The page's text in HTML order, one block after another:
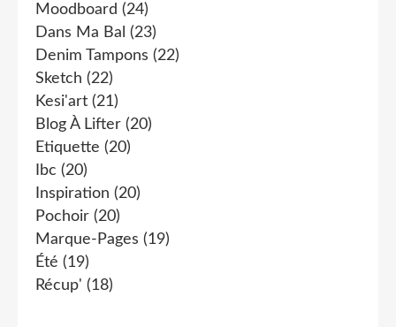
Moodboard (24)
Dans Ma Bal (23)
Denim Tampons (22)
Sketch (22)
Kesi'art (21)
Blog À Lifter (20)
Etiquette (20)
Ibc (20)
Inspiration (20)
Pochoir (20)
Marque-Pages (19)
Été (19)
Récup' (18)